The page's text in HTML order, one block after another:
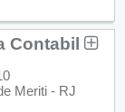
Contabil
Meriti - RJ